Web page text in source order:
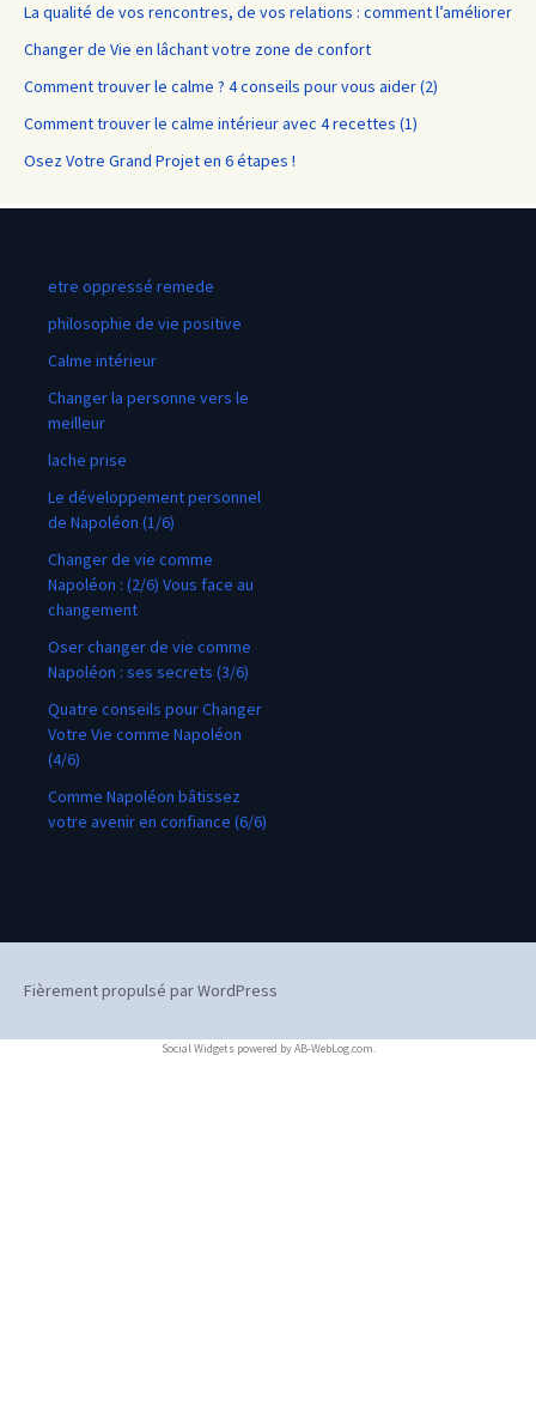
La qualité de vos rencontres, de vos relations : comment l’améliorer
Changer de Vie en lâchant votre zone de confort
Comment trouver le calme ? 4 conseils pour vous aider (2)
Comment trouver le calme intérieur avec 4 recettes (1)
Osez Votre Grand Projet en 6 étapes !
etre oppressé remede
philosophie de vie positive
Calme intérieur
Changer la personne vers le
meilleur
lache prise
Le développement personnel
de Napoléon (1/6)
Changer de vie comme
Napoléon : (2/6) Vous face au
changement
Oser changer de vie comme
Napoléon : ses secrets (3/6)
Quatre conseils pour Changer
Votre Vie comme Napoléon
(4/6)
Comme Napoléon bâtissez
votre avenir en confiance (6/6)
Fièrement propulsé par WordPress
Social Widgetspowered byAB-WebLog.com.